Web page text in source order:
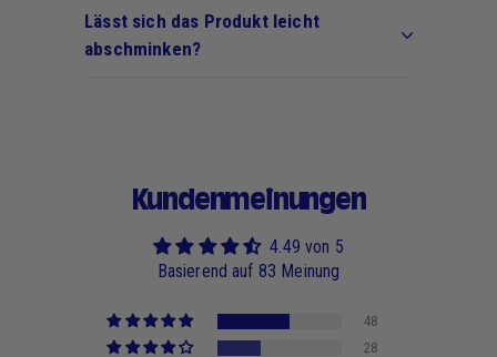
Lässt sich das Produkt leicht
abschminken?
Kundenmeinungen
4.49 von 5
Basierend auf 83 Meinung
48
28